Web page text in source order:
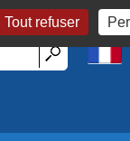
Tout refuser